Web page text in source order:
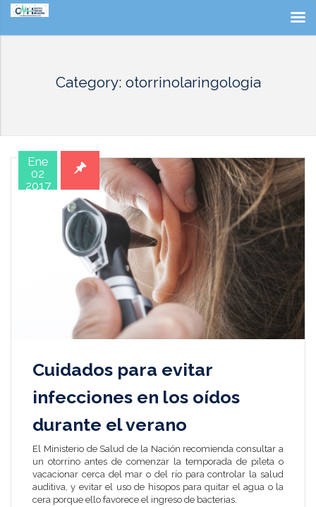
Category: otorrinolaringologia
Ene
02
2017
Cuidados para evitar
infecciones en los oídos
durante el verano
El Ministerio de Salud de la Nación recomienda consultar a
un otorrino antes de comenzar la temporada de pileta o
vacacionar cerca del mar o del río para controlar la salud
auditiva, y evitar el uso de hisopos para quitar el agua o la
cera porque ello favorece el ingreso de bacterias.